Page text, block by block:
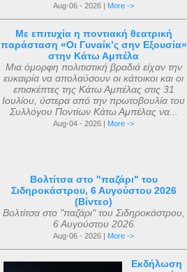
Aug-06 - 2026 | More ->
Με επιτυχία η ποντιακή θεατρική
παράσταση «Οι Γυναίκ’ς σην Εξουσία»
στην Κάτω Αμπέλα
Μια όμορφη πολιτιστική βραδιά είχαν την
ευκαιρία να απολαύσουν οι κάτοικοι και οι
επισκέπτες της Κάτω Αμπέλας στις 31
Ιουλίου, ύστερα από την πρωτοβουλία του
Συλλόγου Ποντίων Κάτω Αμπέλας να...
Aug-04 - 2026 | More ->
Βολτίτσα στο "παζάρι" του
Σιδηροκάστρου, 6 Αυγούστου 2026
(Βίντεο)
Βολτίτσα στο "παζάρι" του Σιδηροκάστρου,
6 Αυγούστου 2026
Aug-06 - 2026 | More ->
Εκδήλωση